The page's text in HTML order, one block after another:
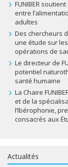
FUNIBER
entre
adultes
Des chercheurs
une étude sur
opérations de
Le directeur de
potentiel
santé humaine
La Chaire
et de la
l’Ibérophonie,
consacrés aux
Actualités